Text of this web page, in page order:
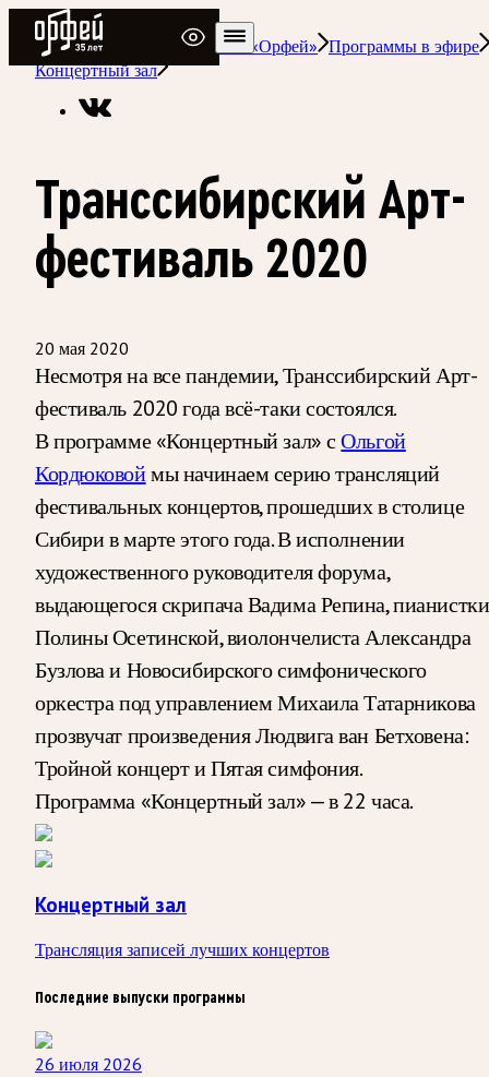
Радио Орфей
Радио классической музыки «Орфей» Программы в эфире
Концертный зал
Транссибирский Арт-
фестиваль 2020
20 мая 2020
Несмотря на все пандемии, Транссибирский Арт-
фестиваль 2020 года всё-таки состоялся.
В программе «Концертный зал» сОльгой
Кордюковоймы начинаем серию трансляций
фестивальных концертов, прошедших в столице
Сибири в марте этого года. В исполнении
художественного руководителя форума,
выдающегося скрипача Вадима Репина, пианистки
Полины Осетинской, виолончелиста Александра
Бузлова и Новосибирского симфонического
оркестра под управлением Михаила Татарникова
прозвучат произведения Людвига ван Бетховена:
Тройной концерт и Пятая симфония.
Программа «Концертный зал» — в 22 часа.
Концертный зал
Трансляция записей лучших концертов
Последние выпуски программы
26 июля 2026